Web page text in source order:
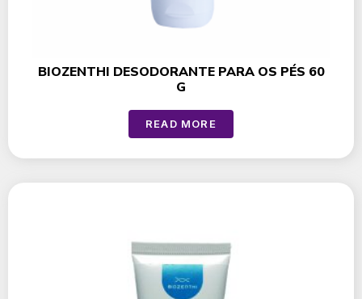
BIOZENTHI DESODORANTE PARA OS PÉS 60
G
READ MORE